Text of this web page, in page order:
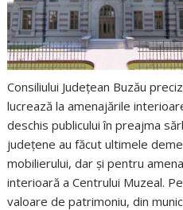
Consiliului Județean Buzău
lucrează la amenajările
deschis publicului în preajma
județene au făcut ultimele
mobilierului, dar și pentru
interioară a Centrului Muzeal.
valoare de patrimoniu, din